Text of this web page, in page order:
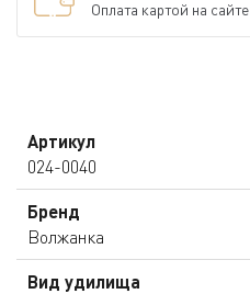
Оплата картой на сайте
Артикул
024-0040
Бренд
Волжанка
Вид удилища